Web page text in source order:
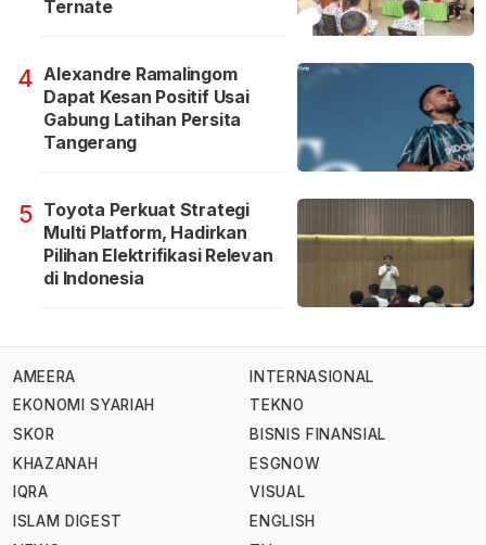
Ternate
4 Alexandre Ramalingom
Dapat Kesan Positif Usai
Gabung Latihan Persita
Tangerang
5 Toyota Perkuat Strategi
Multi Platform, Hadirkan
Pilihan Elektrifikasi Relevan
di Indonesia
AMEERA
EKONOMI SYARIAH
SKOR
KHAZANAH
IQRA
ISLAM DIGEST
INTERNASIONAL
TEKNO
BISNIS FINANSIAL
ESGNOW
VISUAL
ENGLISH